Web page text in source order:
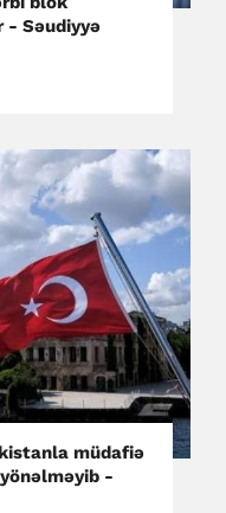
- Səudiyyə
müdafiə
-